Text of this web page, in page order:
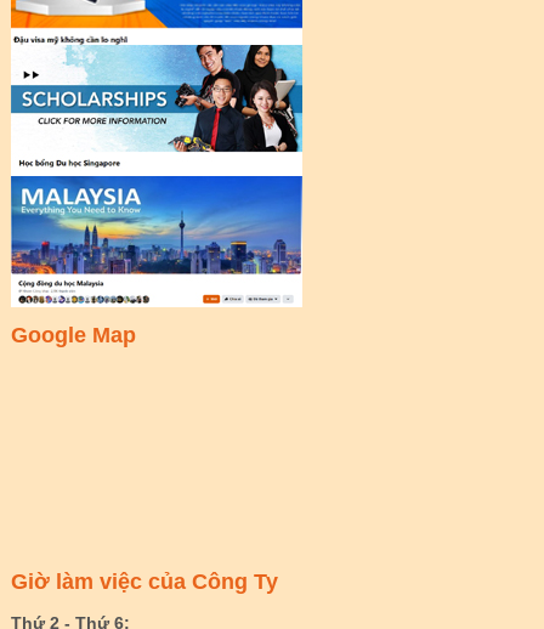
Google Map
Giờ làm việc của Công Ty
Thứ 2 - Thứ 6: